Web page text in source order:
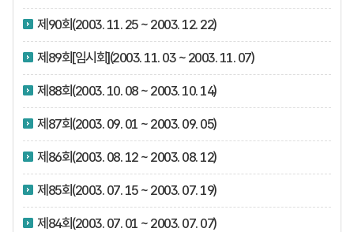
제90회(2003. 11. 25 ~ 2003. 12. 22)
제89회[임시회](2003. 11. 03 ~ 2003. 11. 07)
제88회(2003. 10. 08 ~ 2003. 10. 14)
제87회(2003. 09. 01 ~ 2003. 09. 05)
제86회(2003. 08. 12 ~ 2003. 08. 12)
제85회(2003. 07. 15 ~ 2003. 07. 19)
제84회(2003. 07. 01 ~ 2003. 07. 07)